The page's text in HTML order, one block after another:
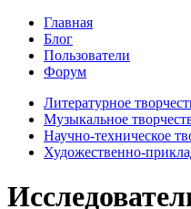
Главная
Блог
Пользователи
Форум
Литературное
Музыкальное
Научно-техническое
Художественно-